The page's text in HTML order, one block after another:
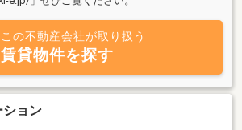
この不動産会社が取り扱う
賃貸物件を探す
ション